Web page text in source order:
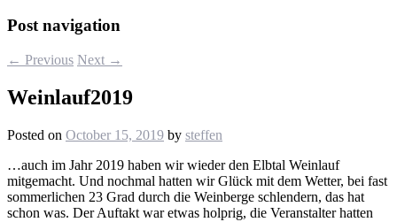
Post navigation
← Previous Next →
Weinlauf2019
Posted on October 15, 2019 by steffen
…auch im Jahr 2019 haben wir wieder den Elbtal Weinlauf
mitgemacht. Und nochmal hatten wir Glück mit dem Wetter, bei fast
sommerlichen 23 Grad durch die Weinberge schlendern, das hat
schon was. Der Auftakt war etwas holprig, die Veranstalter hatten